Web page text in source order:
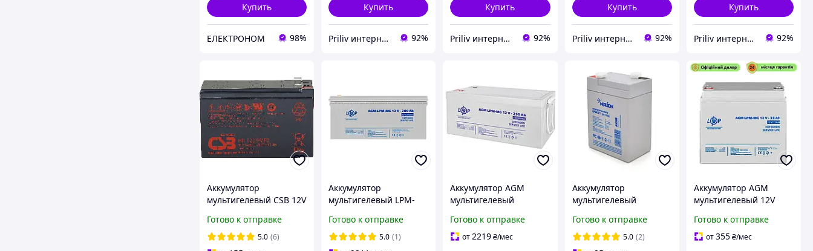
Купить
ЕЛЕКТРОНОМ 98%
Купить
Priliv интернет-магазин 92%
Купить
Priliv интернет-магазин 92%
Купить
Priliv интернет-магазин 92%
Купить
Priliv интернет-магазин 92%
Аккумулятор
мультигелевый CSB 12V
Готово к отправке
5.0 (6)
Аккумулятор
мультигелевый LPM-
для бесперебойного
питания
Готово к отправке
5.0 (1)
Аккумулятор AGM
мультигелевый
250 Ah новый вес 63.9
кг размеры
Готово к отправке
от2219₴/мес
Аккумулятор
мультигелевый
4.5 Ah AGM (батарея
для ИБП)
Готово к отправке
5.0 (2)
Аккумулятор AGM
мультигелевый 12V
аварийного освещения
и солнечных батарей
Готово к отправке
от355₴/мес